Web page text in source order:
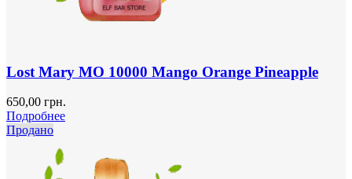
Lost Mary MO 10000 Mango Orange Pineapple
650,00 грн.
Подробнее
Продано